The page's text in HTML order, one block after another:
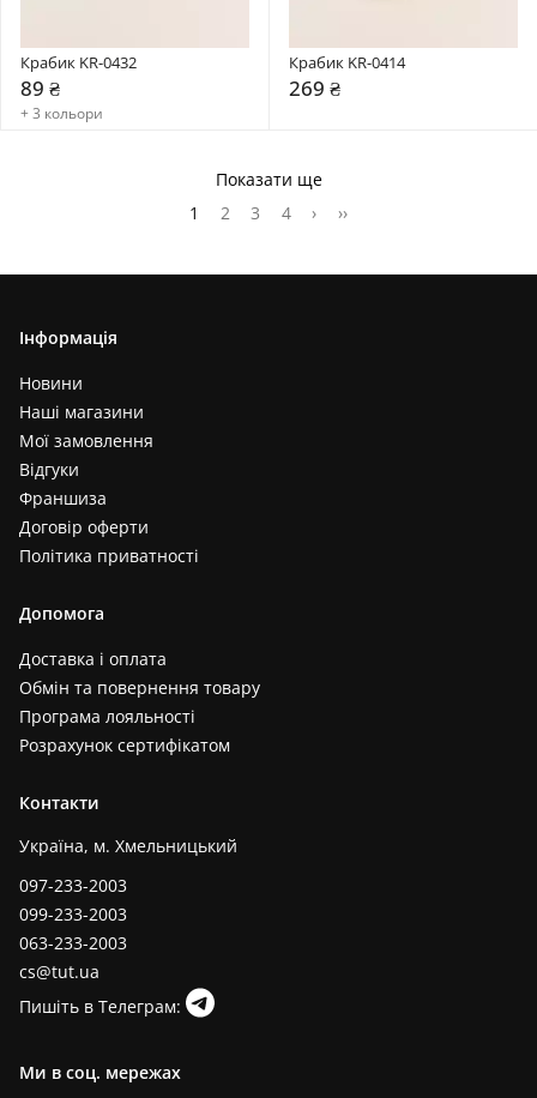
Крабик KR-0432
89 ₴
+ 3 кольори
Крабик KR-0414
269 ₴
Показати ще
1
2 3 4 › ››
Інформація
Новини
Наші магазини
Мої замовлення
Відгуки
Франшиза
Договір оферти
Політика приватності
Допомога
Доставка і оплата
Обмін та повернення товару
Програма лояльності
Розрахунок сертифікатом
Контакти
Україна, м. Хмельницький
097-233-2003
099-233-2003
063-233-2003
cs@tut.ua
Пишіть в Телеграм:
Ми в соц. мережах